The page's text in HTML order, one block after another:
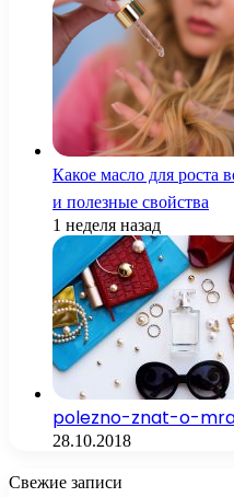
Какое масло для роста
и полезные свойства
1 неделя назад
polezno-znat-o-
28.10.2018
Свежие записи